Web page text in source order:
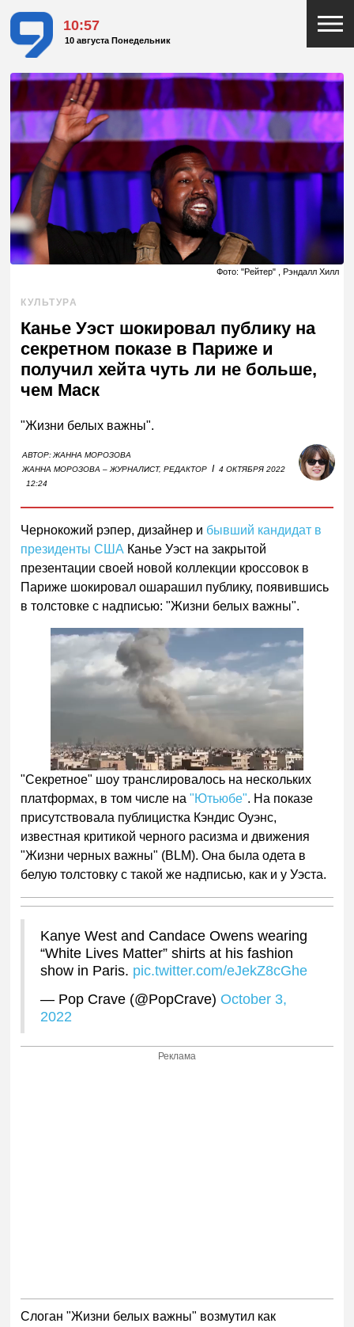
10:57
10 августа Понедельник
Фото: "Рейтер" , Рэндалл Хилл
КУЛЬТУРА
Канье Уэст шокировал публику на
секретном показе в Париже и
получил хейта чуть ли не больше,
чем Маск
"Жизни белых важны".
АВТОР:ЖАННА МОРОЗОВА
ЖАННА МОРОЗОВА – ЖУРНАЛИСТ, РЕДАКТОР I 4 ОКТЯБРЯ 2022
12:24
Чернокожий рэпер, дизайнер и бывший кандидат в
президенты США Канье Уэст на закрытой
презентации своей новой коллекции кроссовок в
Париже шокировал ошарашил публику, появившись
в толстовке с надписью: "Жизни белых важны".
"Секретное" шоу транслировалось на нескольких
платформах, в том числе на"Ютьюбе". На показе
присутствовала публицистка Кэндис Оуэнс,
известная критикой черного расизма и движения
"Жизни черных важны" (BLM). Она была одета в
белую толстовку с такой же надписью, как и у Уэста.
Kanye West and Candace Owens wearing
“White Lives Matter” shirts at his fashion
show in Paris. pic.twitter.com/eJekZ8cGhe
— Pop Crave (@PopCrave) October 3,
2022
Реклама
Слоган "Жизни белых важны" возмутил как